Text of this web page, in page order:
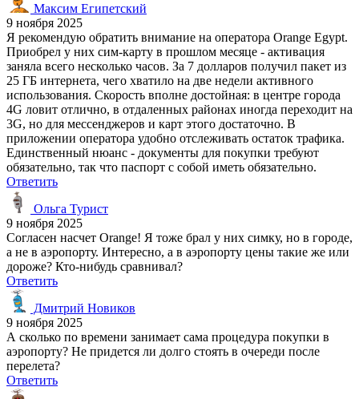
Максим Египетский
9 ноября 2025
Я рекомендую обратить внимание на оператора Orange Egypt.
Приобрел у них сим-карту в прошлом месяце - активация
заняла всего несколько часов. За 7 долларов получил пакет из
25 ГБ интернета, чего хватило на две недели активного
использования. Скорость вполне достойная: в центре города
4G ловит отлично, в отдаленных районах иногда переходит на
3G, но для мессенджеров и карт этого достаточно. В
приложении оператора удобно отслеживать остаток трафика.
Единственный нюанс - документы для покупки требуют
обязательно, так что паспорт с собой иметь обязательно.
Ответить
Ольга Турист
9 ноября 2025
Согласен насчет Orange! Я тоже брал у них симку, но в городе,
а не в аэропорту. Интересно, а в аэропорту цены такие же или
дороже? Кто-нибудь сравнивал?
Ответить
Дмитрий Новиков
9 ноября 2025
А сколько по времени занимает сама процедура покупки в
аэропорту? Не придется ли долго стоять в очереди после
перелета?
Ответить